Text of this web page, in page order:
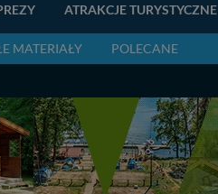
ATRAKCJE TURYSTYCZNE
MATERIAŁY POLECANE